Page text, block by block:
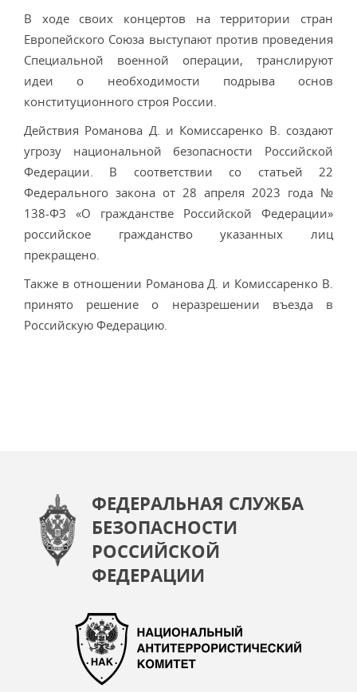
В ходе своих концертов на территории стран
Европейского Союза выступают против проведения
Специальной военной операции, транслируют
идеи о необходимости подрыва основ
конституционного строя России.
Действия Романова Д. и Комиссаренко В. создают
угрозу национальной безопасности Российской
Федерации. В соответствии со статьей 22
Федерального закона от 28 апреля 2023 года №
138-ФЗ «О гражданстве Российской Федерации»
российское гражданство указанных лиц
прекращено.
Также в отношении Романова Д. и Комиссаренко В.
принято решение о неразрешении въезда в
Российскую Федерацию.
ФЕДЕРАЛЬНАЯ СЛУЖБА
БЕЗОПАСНОСТИ
РОССИЙСКОЙ
ФЕДЕРАЦИИ